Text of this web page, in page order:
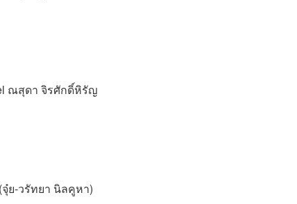
ณสุดา จิรศักดิ์หิรัญ
จุ๋ย-วรัทยา นิลคูหา)